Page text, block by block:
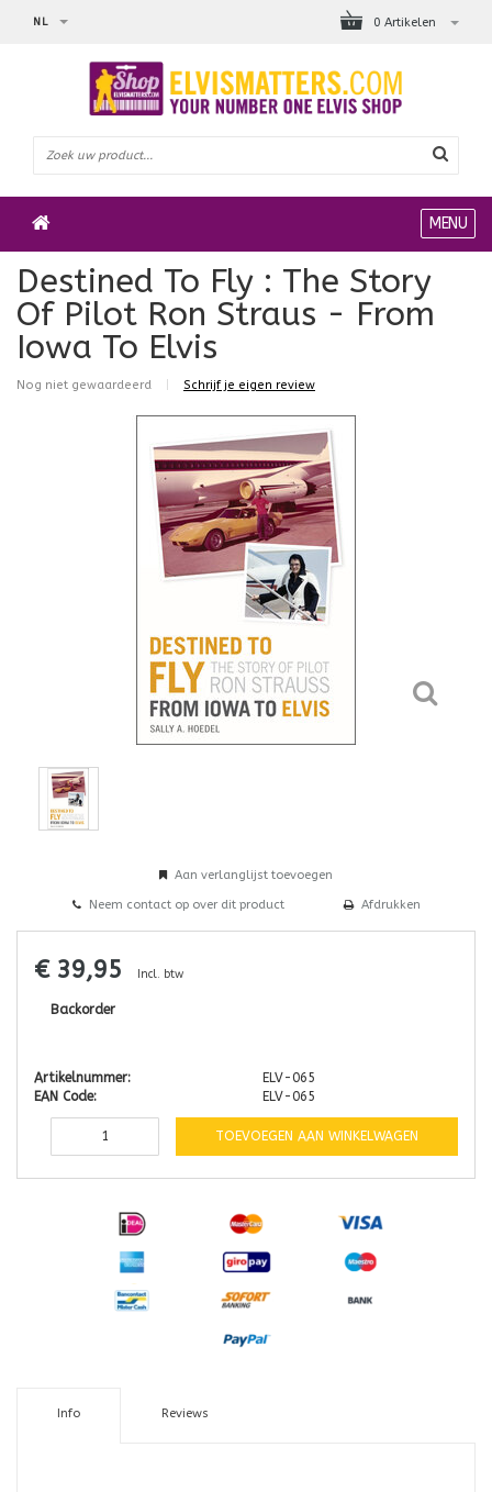
0 Artikelen
NL
MENU
Destined To Fly : The Story
Of Pilot Ron Straus - From
Iowa To Elvis
Nog niet gewaardeerd Schrijf je eigen review
Aan verlanglijst toevoegen
Neem contact op over dit product Afdrukken
€ 39,95 Incl. btw
Backorder
Artikelnummer:
ELV-065
EAN Code:
ELV-065
TOEVOEGEN AAN WINKELWAGEN
Info Reviews